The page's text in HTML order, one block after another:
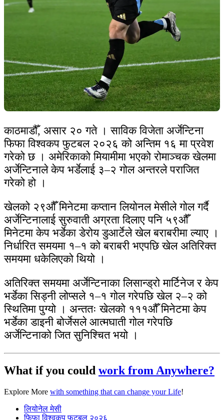
काठमाडौँ, असार २० गते । साविक विजेता अर्जेन्टिना
फिफा विश्वकप फुटबल २०२६ को अन्तिम १६ मा प्रवेश
गरेको छ । अमेरिकाको मियामीमा भएको रोमाञ्चक खेलमा
अर्जेन्टिनाले केप भर्डेलाई ३–२ गोल अन्तरले पराजित
गरेको हो ।
खेलको २९औँ मिनेटमा कप्तान लियोनल मेसीले गोल गर्दै
अर्जेन्टिनालाई सुरुवाती अग्रता दिलाए पनि ५९औँ
मिनेटमा केप भर्डेका डेरोय डुआर्टेले खेल बराबरीमा ल्याए ।
निर्धारित समयमा १–१ को बराबरी भएपछि खेल अतिरिक्त
समयमा धकेलिएको थियो ।
अतिरिक्त समयमा अर्जेन्टिनाका लिसान्ड्रो मार्टिनेज र केप
भर्डेका सिड्नी लोप्सले १–१ गोल गरेपछि खेल २–२ को
स्थितिमा पुग्यो । अन्ततः खेलको १११औँ मिनेटमा केप
भर्डेका डाइनी बोर्जेसले आत्मघाती गोल गरेपछि
अर्जेन्टिनाको जित सुनिश्चित भयो ।
What if you could work from Anywhere?
Explore More with something that can change your Life!
लियोनेल मेसी
फिफा विश्वकप फुटबल २०२६